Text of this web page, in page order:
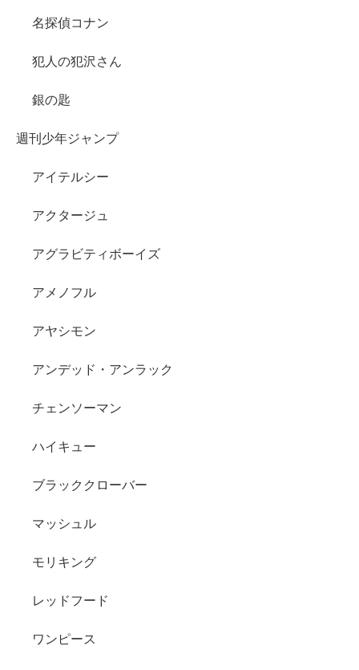
名探偵コナン
犯人の犯沢さん
銀の匙
週刊少年ジャンプ
アイテルシー
アクタージュ
アグラビティボーイズ
アメノフル
アヤシモン
アンデッド・アンラック
チェンソーマン
ハイキュー
ブラッククローバー
マッシュル
モリキング
レッドフード
ワンピース